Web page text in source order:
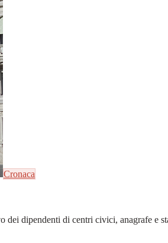
Cronaca
dipendenti di centri civici, anagrafe e